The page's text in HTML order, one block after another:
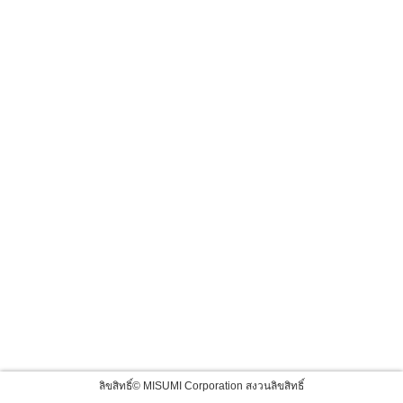
ลิขสิทธิ์© MISUMI Corporation สงวนลิขสิทธิ์